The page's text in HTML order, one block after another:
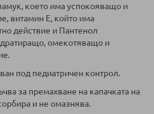
което има успокояващо и
витамин Е, който има
действие и Пантенол
омекотяващо и
под педиатричен контрол.
за премахване на капачката на
и не омазнява.